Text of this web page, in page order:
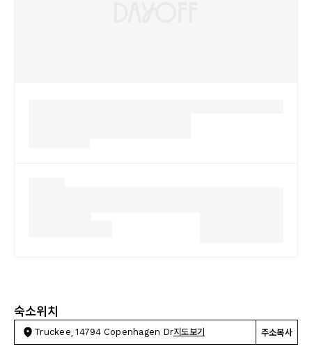
숙소위치
Truckee, 14794 Copenhagen Dr지도보기 주소복사